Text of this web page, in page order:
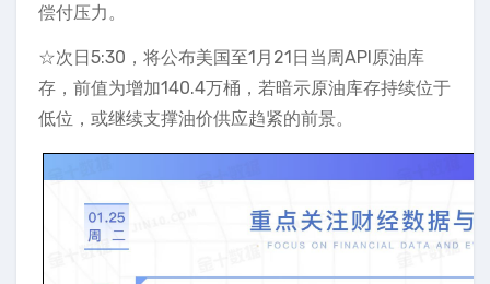
偿付压力。
☆次日5:30，将公布美国至1月21日当周API原油库
存，前值为增加140.4万桶，若暗示原油库存持续位于
低位，或继续支撑油价供应趋紧的前景。